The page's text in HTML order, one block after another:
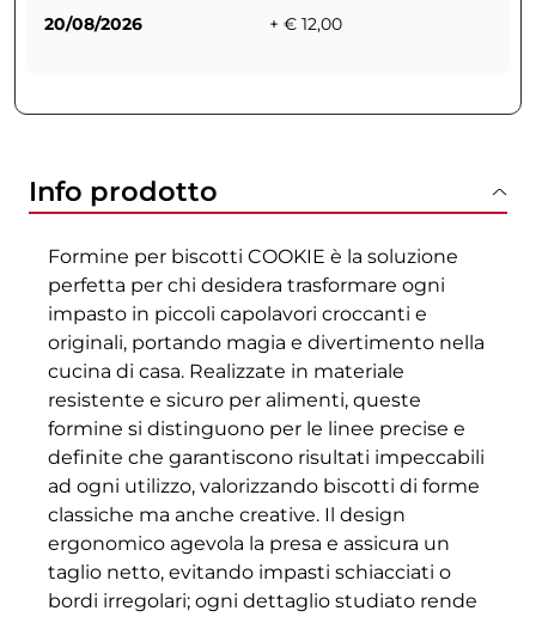
20/08/2026
+ € 12,00
Info prodotto
Formine per biscotti COOKIE è la soluzione
perfetta per chi desidera trasformare ogni
impasto in piccoli capolavori croccanti e
originali, portando magia e divertimento nella
cucina di casa. Realizzate in materiale
resistente e sicuro per alimenti, queste
formine si distinguono per le linee precise e
definite che garantiscono risultati impeccabili
ad ogni utilizzo, valorizzando biscotti di forme
classiche ma anche creative. Il design
ergonomico agevola la presa e assicura un
taglio netto, evitando impasti schiacciati o
bordi irregolari; ogni dettaglio studiato rende